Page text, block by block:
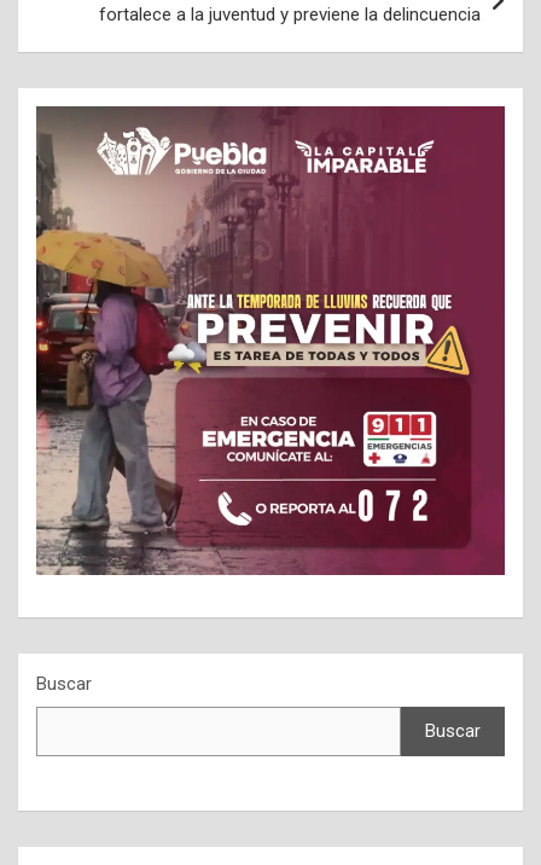
fortalece a la juventud y previene la delincuencia
Buscar
Buscar